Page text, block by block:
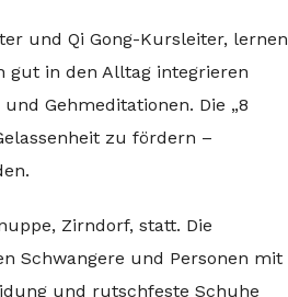
und Qi Gong-Kursleiter, lernen
gut in den Alltag integrieren
Gehmeditationen. Die „8
zu fördern –
Zirndorf, statt. Die
Schwangere und Personen mit
und rutschfeste Schuhe